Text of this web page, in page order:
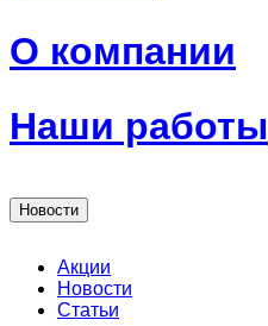
О компании
Наши работы
Новости
Акции
Новости
Статьи